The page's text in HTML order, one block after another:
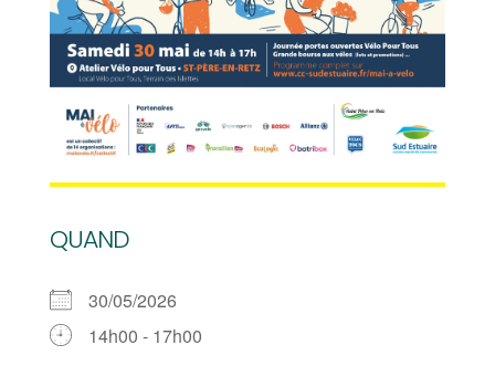
QUAND
30/05/2026
14h00 - 17h00